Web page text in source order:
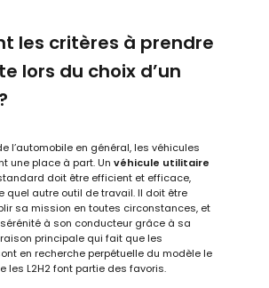
les critères à prendre
lors du choix d’un
l’automobile en général, les véhicules
une place à part. Unvéhicule utilitaire
doit être efficient et efficace,
quel autre outil de travail. Il doit être
sa mission en toutes circonstances, et
à son conducteur grâce à sa
principale qui fait que les
en recherche perpétuelle du modèle le
les L2H2 font partie des favoris.